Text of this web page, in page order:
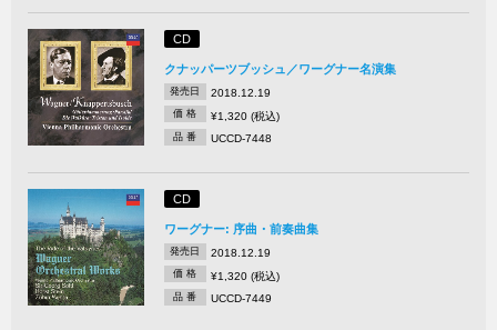
CD
クナッパーツブッシュ／ワーグナー名演集
発売日 2018.12.19
価 格 ¥1,320 (税込)
品 番 UCCD-7448
CD
ワーグナー: 序曲・前奏曲集
発売日 2018.12.19
価 格 ¥1,320 (税込)
品 番 UCCD-7449